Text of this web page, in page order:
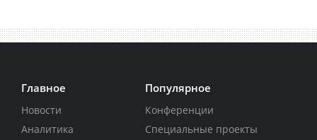
Главное
Новости
Аналитика
Популярное
Конференции
Специальные проекты